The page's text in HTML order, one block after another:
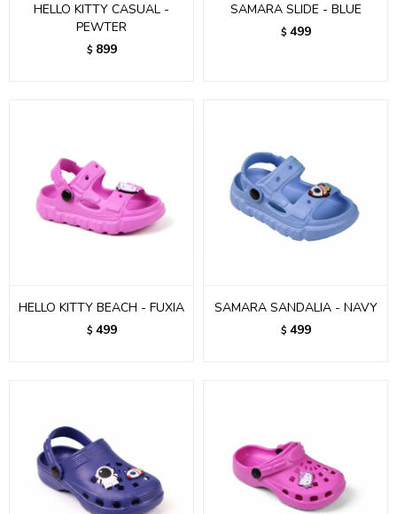
HELLO KITTY CASUAL -
PEWTER
$ 899
SAMARA SLIDE - BLUE
$ 499
HELLO KITTY BEACH - FUXIA
$ 499
SAMARA SANDALIA - NAVY
$ 499